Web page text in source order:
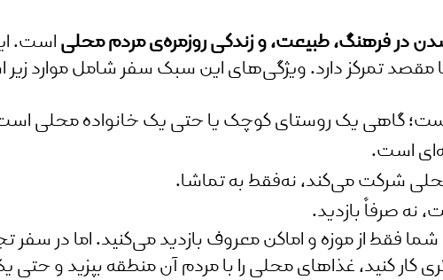
در فرهنگ، طبیعت، و زندگی روزمره‌ی مردم محلی است.
مقصد تمرکز دارد. ویژگی‌های این سبک سفر شامل موارد
گاهی یک روستای کوچک یا حتی یک خانواده محلی
است.
شرکت می‌کند، نه‌فقط به تماشا.
نه صرفاً بازدید.
فقط از موزه و اماکن معروف بازدید می‌کنید. اما در سفر
کنید، غذاهای محلی را با مردم آن منطقه بپزید و حتی